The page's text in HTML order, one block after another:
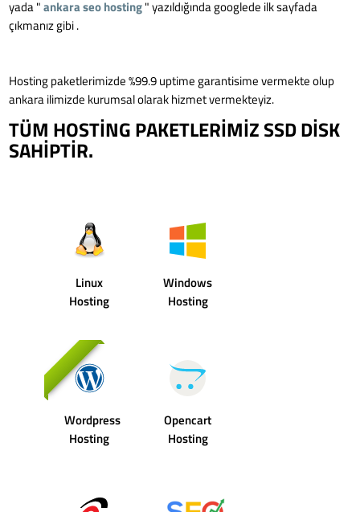
yada "ankara seo hosting" yazıldığında googlede ilk sayfada
çıkmanız gibi .
Hosting paketlerimizde %99.9 uptime garantisime vermekte olup
ankara ilimizde kurumsal olarak hizmet vermekteyiz.
TÜM HOSTİNG PAKETLERİMİZ SSD DİSK
SAHİPTİR.
Linux
Hosting
Windows
Hosting
Wordpress
Hosting
Opencart
Hosting